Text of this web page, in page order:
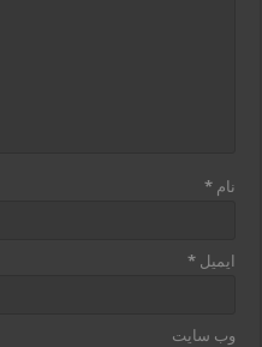
نام*
ایمیل*
وب‌ سایت